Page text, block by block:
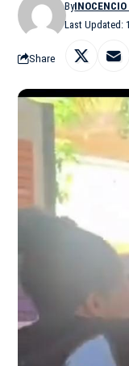
Last Updated:
By
Share